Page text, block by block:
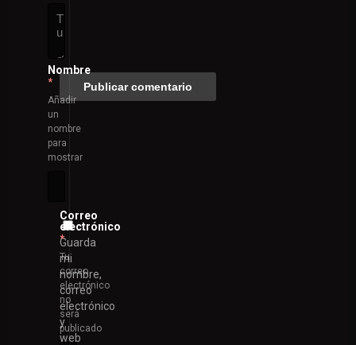
Nombre
*
Añadir
un
nombre
para
mostrar
Correo
electrónico
*
Tu
correo
electrónico
no
será
publicado
Guarda
mi
nombre,
correo
electrónico
y
web